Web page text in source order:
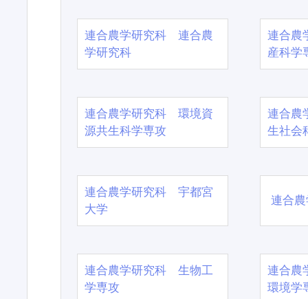
連合農学研究科 連合農
学研究科
連合農
産科学
連合農学研究科 環境資
源共生科学専攻
連合農
生社会
連合農学研究科 宇都宮
大学
連合
連合農学研究科 生物工
学専攻
連合農
環境学